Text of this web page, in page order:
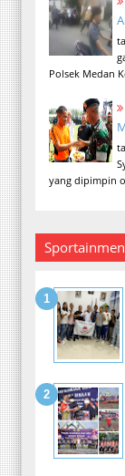
Polsek Medan
yang dipimpin